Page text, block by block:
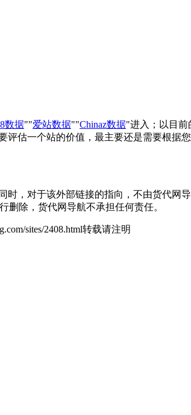
数据""爱站数据""Chinaz数据"进入；以目前
估一个站的价值，最主要还是需要根据
，对于该外部链接的指向，不由货代网
删除，货代网导航不承担任何责任。
sites/2408.html转载请注明